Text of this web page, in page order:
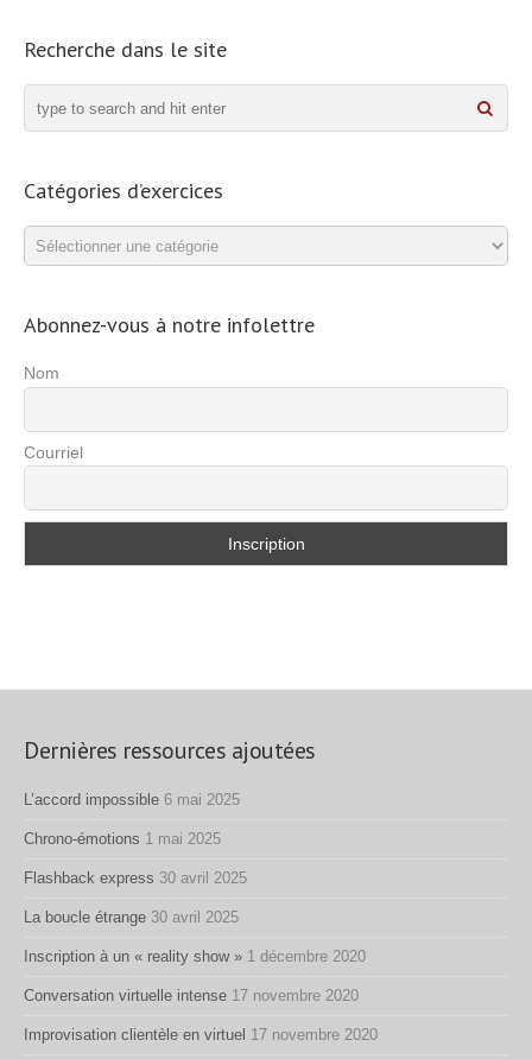
Recherche dans le site
Catégories d’exercices
Catégories
d’exercices
Abonnez-vous à notre infolettre
Nom
Courriel
Dernières ressources ajoutées
L’accord impossible 6 mai 2025
Chrono-émotions 1 mai 2025
Flashback express 30 avril 2025
La boucle étrange 30 avril 2025
Inscription à un « reality show » 1 décembre 2020
Conversation virtuelle intense 17 novembre 2020
Improvisation clientèle en virtuel 17 novembre 2020